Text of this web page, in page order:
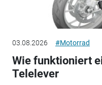
03.08.2026 #Motorrad
Wie funktioniert
Telelever